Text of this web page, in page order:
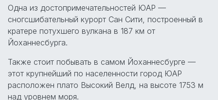
Одна из достопримечательностей ЮАР —
сногсшибательный курорт Сан Сити, построенный в
кратере потухшего вулкана в 187 км от
Йоханнесбурга.
Также стоит побывать в самом Йоханнесбурге —
этот крупнейший по населенности город ЮАР
расположен плато Высокий Велд, на высоте 1753 м
над уровнем моря.